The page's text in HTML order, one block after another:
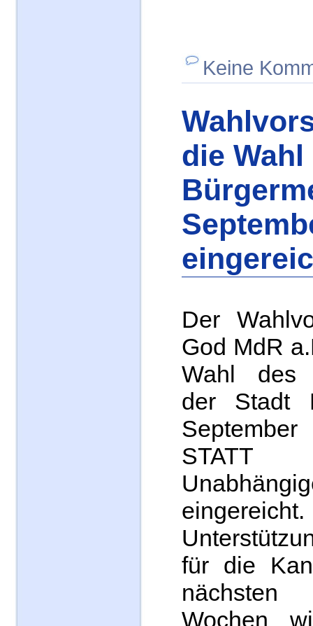
Keine
die Wahl
Der
God MdR
Wahl des
der Stadt
STATT
für die
Wochen